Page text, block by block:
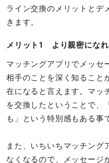
ライン交換のメリットとデ
きます。
メリット1 より親密になれ
マッチングアプリでメッセ
相手のことを深く知ること
在になると言えます。マッ
を交換したということで、
も」という特別感もある事
また、いちいちマッチング
なくなるので、メッセージ